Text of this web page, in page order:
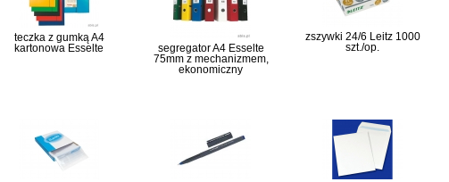
teczka z gumką A4
kartonowa Esselte
segregator A4 Esselte
75mm z mechanizmem,
ekonomiczny
zszywki 24/6 Leitz 1000
szt./op.